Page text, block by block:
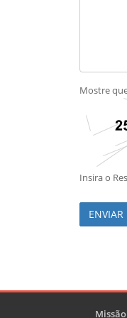
Mostre
Insira o
ENVIAR
Missão